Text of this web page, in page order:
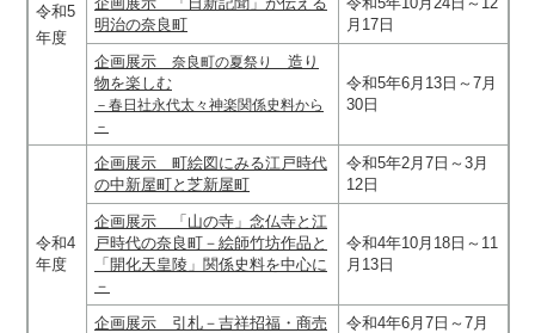
令和5
年度
明治の奈良町
月17日
企画展示 奈良町の夏祭り
造り
物を楽しむ
－春日社永代太々神楽関係史料から
－
令和5年6月13日～7月
30日
令和4
年度
企画展示 町絵図にみる江戸時代
の中新屋町と芝新屋町
令和5年2月7日～3月
12日
企画展示 「山の寺」念仏寺と江
戸時代の奈良町－絵師竹坊作品と
「開化天皇陵」関係史料を中心に
－
令和4年10月18日～11
月13日
企画展示 引札－吉祥招福・商売
令和4年6月7日～7月